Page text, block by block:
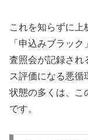
これを知らずに上
「申込みブラッ
査照会が記録され
ス評価になる悪循
状態の多くは、こ
です。